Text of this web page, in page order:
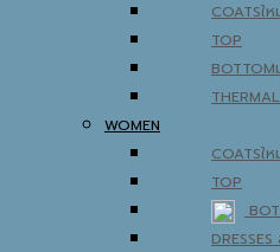
COATS
TOP
BOTTOM
WOMEN
COATS
TOP